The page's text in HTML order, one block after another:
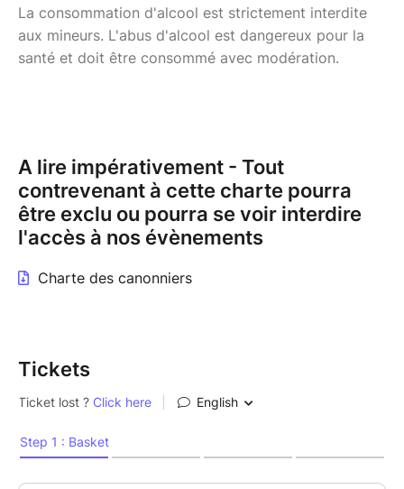
La consommation d'alcool est strictement interdite
aux mineurs. L'abus d'alcool est dangereux pour la
santé et doit être consommé avec modération.
A lire impérativement - Tout
contrevenant à cette charte pourra
être exclu ou pourra se voir interdire
l'accès à nos évènements
Charte des canonniers
Tickets